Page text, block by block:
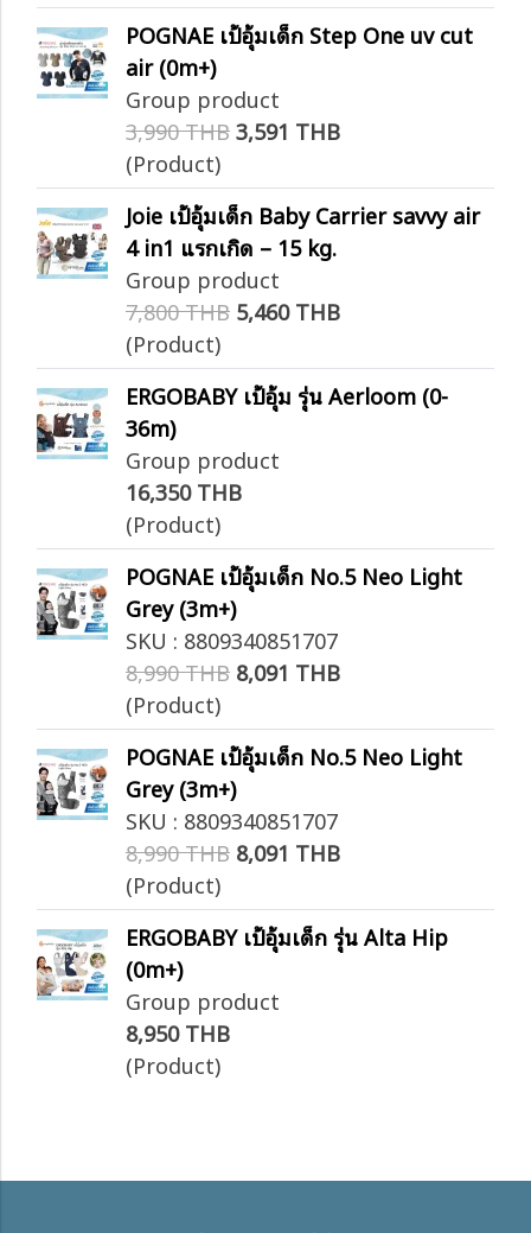
POGNAE เป้อุ้มเด็ก Step One uv cut
air (0m+)
Group product
3,990 THB3,591 THB
(Product)
Joie เป้อุ้มเด็ก Baby Carrier savvy air
4 in1 แรกเกิด – 15 kg.
Group product
7,800 THB 5,460 THB
(Product)
ERGOBABY เป้อุ้ม รุ่น Aerloom (0-
36m)
Group product
16,350 THB
(Product)
POGNAE เป้อุ้มเด็ก No.5 Neo Light
Grey (3m+)
SKU : 8809340851707
8,990 THB 8,091 THB
(Product)
POGNAE เป้อุ้มเด็ก No.5 Neo Light
Grey (3m+)
SKU : 8809340851707
8,990 THB 8,091 THB
(Product)
ERGOBABY เป้อุ้มเด็ก รุ่น Alta Hip
(0m+)
Group product
8,950 THB
(Product)